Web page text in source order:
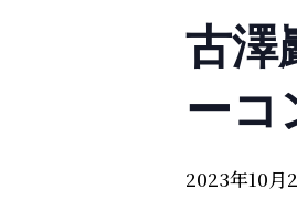
古澤
ーコ
2023年10月